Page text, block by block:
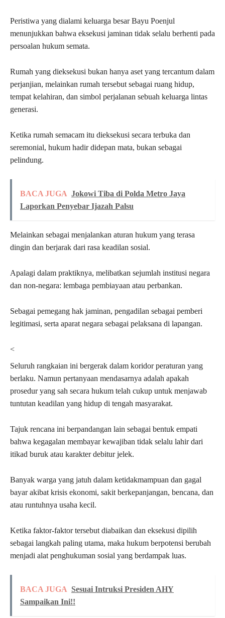
Peristiwa yang dialami keluarga besar Bayu Poenjul
menunjukkan bahwa eksekusi jaminan tidak selalu berhenti pada
persoalan hukum semata.
Rumah yang dieksekusi bukan hanya aset yang tercantum dalam
perjanjian, melainkan rumah tersebut sebagai ruang hidup,
tempat kelahiran, dan simbol perjalanan sebuah keluarga lintas
generasi.
Ketika rumah semacam itu dieksekusi secara terbuka dan
seremonial, hukum hadir didepan mata, bukan sebagai
pelindung.
BACA JUGA Jokowi Tiba di Polda Metro Jaya
Laporkan Penyebar Ijazah Palsu
Melainkan sebagai menjalankan aturan hukum yang terasa
dingin dan berjarak dari rasa keadilan sosial.
Apalagi dalam praktiknya, melibatkan sejumlah institusi negara
dan non-negara: lembaga pembiayaan atau perbankan.
Sebagai pemegang hak jaminan, pengadilan sebagai pemberi
legitimasi, serta aparat negara sebagai pelaksana di lapangan.
<
Seluruh rangkaian ini bergerak dalam koridor peraturan yang
berlaku. Namun pertanyaan mendasarnya adalah apakah
prosedur yang sah secara hukum telah cukup untuk menjawab
tuntutan keadilan yang hidup di tengah masyarakat.
Tajuk rencana ini berpandangan lain sebagai bentuk empati
bahwa kegagalan membayar kewajiban tidak selalu lahir dari
itikad buruk atau karakter debitur jelek.
Banyak warga yang jatuh dalam ketidakmampuan dan gagal
bayar akibat krisis ekonomi, sakit berkepanjangan, bencana, dan
atau runtuhnya usaha kecil.
Ketika faktor-faktor tersebut diabaikan dan eksekusi dipilih
sebagai langkah paling utama, maka hukum berpotensi berubah
menjadi alat penghukuman sosial yang berdampak luas.
BACA JUGA Sesuai Intruksi Presiden AHY
Sampaikan Ini!!